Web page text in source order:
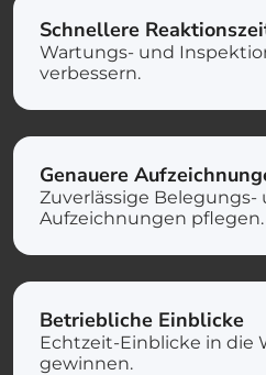
Schnellere
Wartungs- und
verbessern.
Genauere
Zuverlässige Belegungs-
Aufzeichnungen pflegen.
Betriebliche Einblicke
Echtzeit-Einblicke in die
gewinnen.